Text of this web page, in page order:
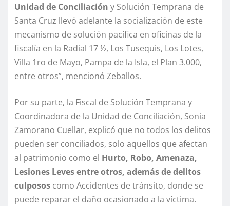
Unidad de Conciliación y Solución Temprana de
Santa Cruz llevó adelante la socialización de este
mecanismo de solución pacífica en oficinas de la
fiscalía en la Radial 17 ½, Los Tusequis, Los Lotes,
Villa 1ro de Mayo, Pampa de la Isla, el Plan 3.000,
entre otros”, mencionó Zeballos.
Por su parte, la Fiscal de Solución Temprana y
Coordinadora de la Unidad de Conciliación, Sonia
Zamorano Cuellar, explicó que no todos los delitos
pueden ser conciliados, solo aquellos que afectan
al patrimonio como el Hurto, Robo, Amenaza,
Lesiones Leves entre otros, además de delitos
culposos como Accidentes de tránsito, donde se
puede reparar el daño ocasionado a la víctima.